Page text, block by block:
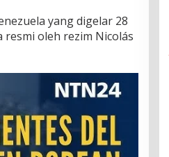
yang digelar 28
resmi oleh rezim Nicolás